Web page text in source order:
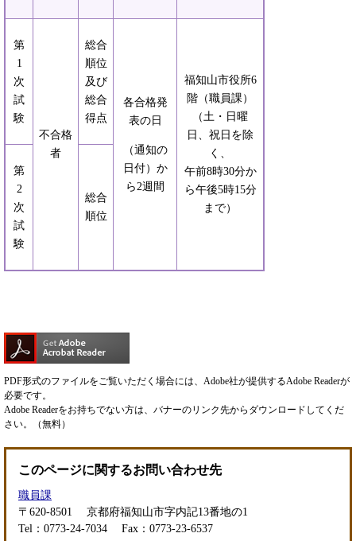
第
1
次
試
験
不合格
者
総合
順位
及び
総合
得点
各合格発
表の日
（通知の
日付）か
ら2週間
福知山市役所6
階（職員課）
（土・日曜
日、祝日を除
く、
午前8時30分か
ら午後5時15分
まで）
第
2
次
試
験
総合
順位
PDF形式のファイルをご覧いただく場合には、Adobe社が提供するAdobe Readerが
必要です。
Adobe Readerをお持ちでない方は、バナーのリンク先からダウンロードしてくだ
さい。（無料）
このページに関するお問い合わせ先
職員課
〒620-8501
京都府福知山市字内記13番地の1
Tel：0773-24-7034
Fax：0773-23-6537